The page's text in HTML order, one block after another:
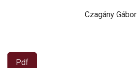
Czagány Gábor
Pdf